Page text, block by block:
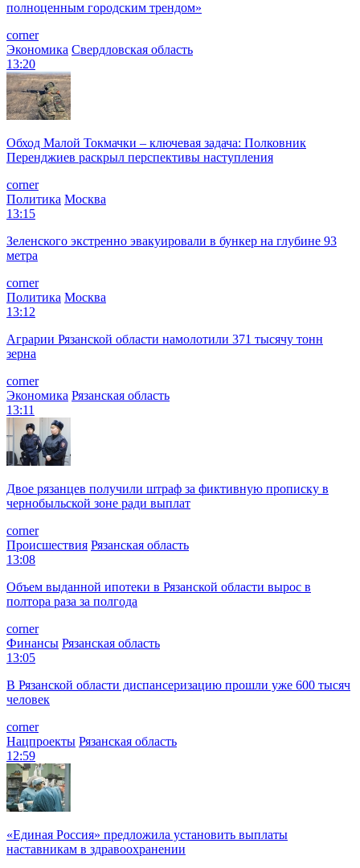
полноценным городским трендом»
corner
Экономика Свердловская область
13:20
Обход Малой Токмачки – ключевая задача: Полковник
Перенджиев раскрыл перспективы наступления
corner
Политика Москва
13:15
Зеленского экстренно эвакуировали в бункер на глубине 93
метра
corner
Политика Москва
13:12
Аграрии Рязанской области намолотили 371 тысячу тонн
зерна
corner
Экономика Рязанская область
13:11
Двое рязанцев получили штраф за фиктивную прописку в
чернобыльской зоне ради выплат
corner
Происшествия Рязанская область
13:08
Объем выданной ипотеки в Рязанской области вырос в
полтора раза за полгода
corner
Финансы Рязанская область
13:05
В Рязанской области диспансеризацию прошли уже 600 тысяч
человек
corner
Нацпроекты Рязанская область
12:59
«Единая Россия» предложила установить выплаты
наставникам в здравоохранении